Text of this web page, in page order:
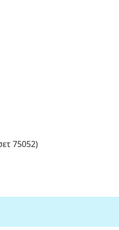
75052)